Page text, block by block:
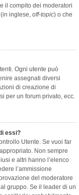
il compito dei moderatori
inglese, off-topic) o che
Ogni utente può
assegnati diversi
di creazione di
per un forum privato, ecc.
essi?
Utente. Se vuoi far
Non sempre
e altri hanno l’elenco
l’ammissione
del moderatore
gruppo. Se il leader di un